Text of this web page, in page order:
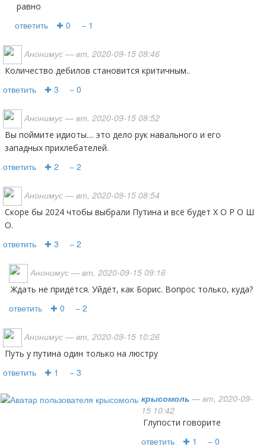
равно
ответить ✚ 0 − 1
Анонимус — вт, 2020-09-15 08:46
количество дебилов становится критичным..
ответить ✚ 3 − 0
Анонимус — вт, 2020-09-15 08:52
вы поймите идиоты.... это дело рук навального и его
западных прихлебателей.
ответить ✚ 2 − 2
Анонимус — вт, 2020-09-15 08:54
скоре бы 2024 чтобы выбрали Путина и всё будет Х О Р О Ш
О.
ответить ✚ 3 − 2
Анонимус — вт, 2020-09-15 09:16
Ждать не придётся. Уйдёт, как Борис. Вопрос только, куда?
ответить ✚ 0 − 2
Анонимус — вт, 2020-09-15 10:26
путь у путина один только на люстру
ответить ✚ 1 − 3
крысомоль — вт, 2020-09-
15 10:42
Глупости говорите
ответить ✚ 1 − 0